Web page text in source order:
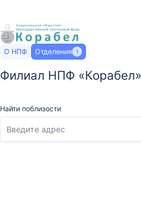
О НПФ Отделения 1
Филиал НПФ «Корабел»
Найти поблизости